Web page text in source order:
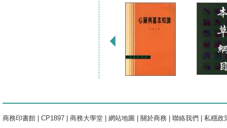
商務印書館 CP1897 商務大學堂 網站地圖 關於商務 聯絡我們
私穩政